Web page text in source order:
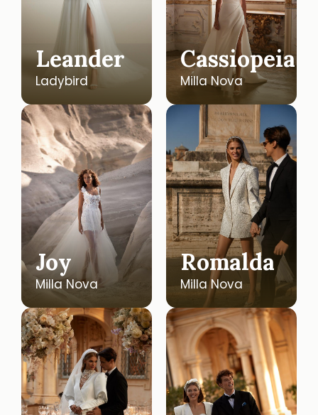
Leander
Ladybird
Cassiopeia
Milla Nova
Joy
Milla Nova
Romalda
Milla Nova